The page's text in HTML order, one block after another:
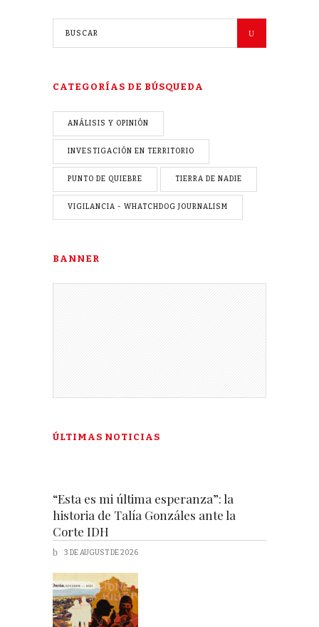
CATEGORÍAS DE BÚSQUEDA
ANÁLISIS Y OPINIÓN
INVESTIGACIÓN EN TERRITORIO
PUNTO DE QUIEBRE TIERRA DE NADIE
VIGILANCIA - WHATCHDOG JOURNALISM
BANNER
ÚLTIMAS NOTICIAS
“Esta es mi última esperanza”: la
historia de Talía Gonzáles ante la
Corte IDH
3 DE AUGUST DE 2026